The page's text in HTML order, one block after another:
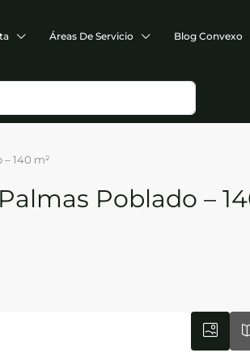
Áreas De Servicio Blog Convexo
140 m²
Poblado –